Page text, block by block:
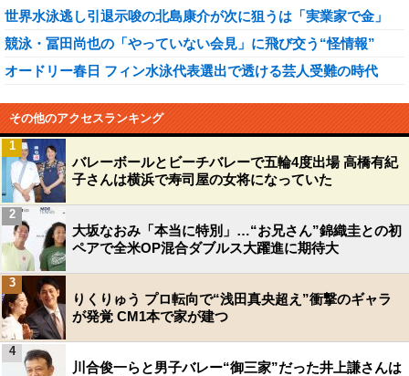
世界水泳逃し引退示唆の北島康介が次に狙うは「実業家で金」
競泳・冨田尚也の「やっていない会見」に飛び交う“怪情報”
オードリー春日 フィン水泳代表選出で透ける芸人受難の時代
その他のアクセスランキング
バレーボールとビーチバレーで五輪4度出場 高橋有紀
子さんは横浜で寿司屋の女将になっていた
1
大坂なおみ「本当に特別」…“お兄さん”錦織圭との初
ペアで全米OP混合ダブルス大躍進に期待大
2
りくりゅう プロ転向で“浅田真央超え”衝撃のギャラ
が発覚 CM1本で家が建つ
3
川合俊一らと男子バレー“御三家”だった井上謙さんは
4